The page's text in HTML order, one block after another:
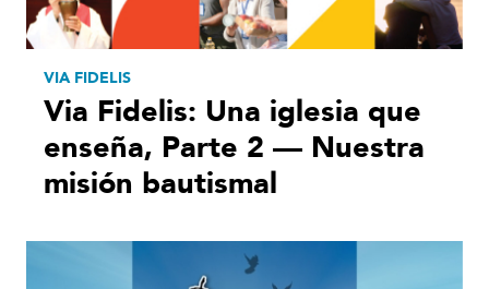
VIA FIDELIS
Via Fidelis: Una iglesia que
enseña, Parte 2 — Nuestra
misión bautismal